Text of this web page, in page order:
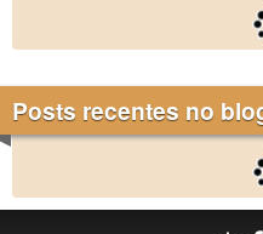
Posts recentes no